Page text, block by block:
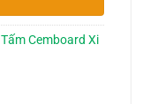
Tấm Cemboard Xi